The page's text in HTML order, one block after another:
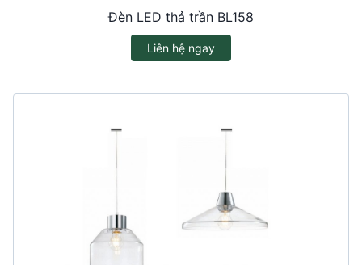
Đèn LED thả trần BL158
Liên hệ ngay